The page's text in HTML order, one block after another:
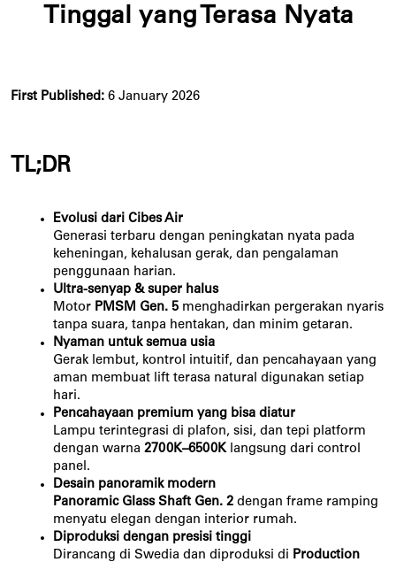
Tinggal yang Terasa Nyata
First Published: 6 January 2026
TL;DR
Evolusi dari Cibes Air
Generasi terbaru dengan peningkatan nyata pada
keheningan, kehalusan gerak, dan pengalaman
penggunaan harian.
Ultra-senyap & super halus
Motor PMSM Gen. 5 menghadirkan pergerakan nyaris
tanpa suara, tanpa hentakan, dan minim getaran.
Nyaman untuk semua usia
Gerak lembut, kontrol intuitif, dan pencahayaan yang
aman membuat lift terasa natural digunakan setiap
hari.
Pencahayaan premium yang bisa diatur
Lampu terintegrasi di plafon, sisi, dan tepi platform
dengan warna 2700K–6500K langsung dari control
panel.
Desain panoramik modern
Panoramic Glass Shaft Gen. 2 dengan frame ramping
menyatu elegan dengan interior rumah.
Diproduksi dengan presisi tinggi
Dirancang di Swedia dan diproduksi di Production